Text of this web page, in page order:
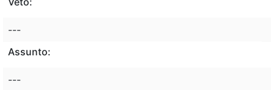
---
Assunto:
---